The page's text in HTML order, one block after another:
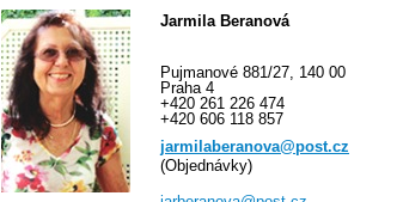
Jarmila Beranová
Pujmanové 881/27, 140 00
Praha 4
+420 261 226 474
+420 606 118 857
jarmilaberanova@post.cz
(Objednávky)